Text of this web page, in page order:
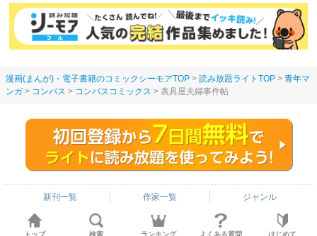
します～
漫画(まんが)・電子書籍のコミックシーモアTOP 読み放題ライトTOP
青年マ
ンガ
コンパス コンパスコミックス 表具屋夫婦事件帖
新刊一覧 作家一覧 ジャンル